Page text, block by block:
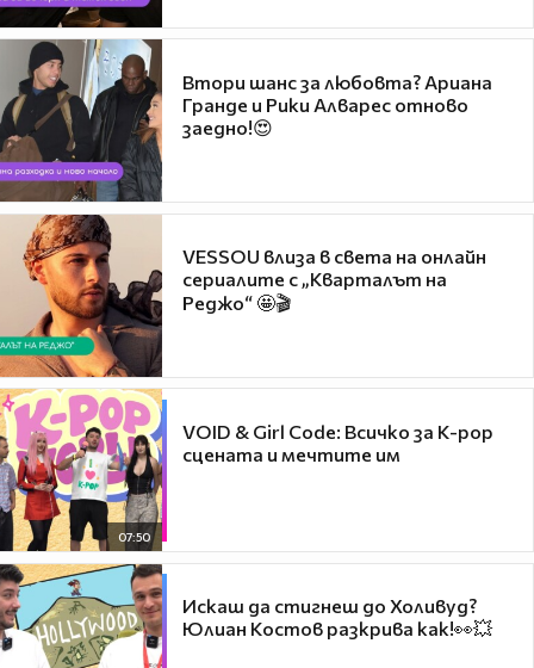
Втори шанс за любовта? Ариана
Гранде и Рики Алварес отново
заедно!😍
VESSOU влиза в света на онлайн
сериалите с „Кварталът на
Реджо“ 🤩🎬
07:50
VOID & Girl Code: Всичко за K-pop
сцената и мечтите им
Искаш да стигнеш до Холивуд?
Юлиан Костов разкрива как!👀💥